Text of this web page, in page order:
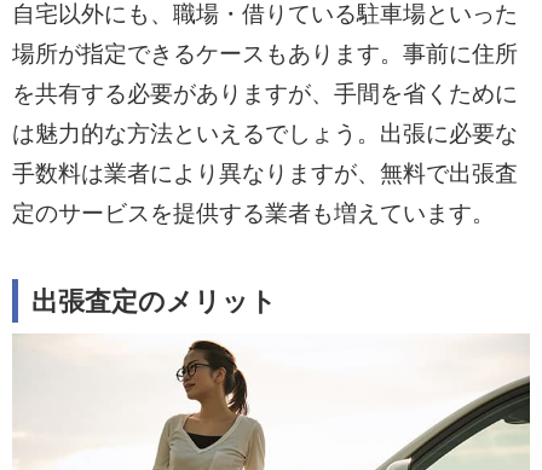
自宅以外にも、職場・借りている駐車場といった
場所が指定できるケースもあります。事前に住所
を共有する必要がありますが、手間を省くために
は魅力的な方法といえるでしょう。出張に必要な
手数料は業者により異なりますが、無料で出張査
定のサービスを提供する業者も増えています。
出張査定のメリット